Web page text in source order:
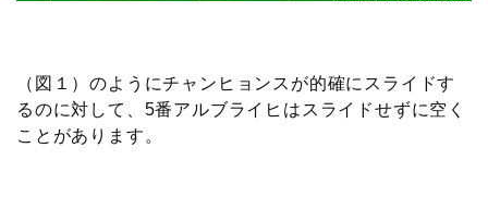
（図１）のようにチャンヒョンスが的確にスライドす
るのに対して、5番アルブライヒはスライドせずに空く
ことがあります。